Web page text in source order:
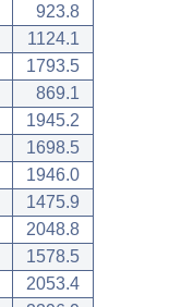
923.8
1124.1
1793.5
869.1
1945.2
1698.5
1946.0
1475.9
2048.8
1578.5
2053.4